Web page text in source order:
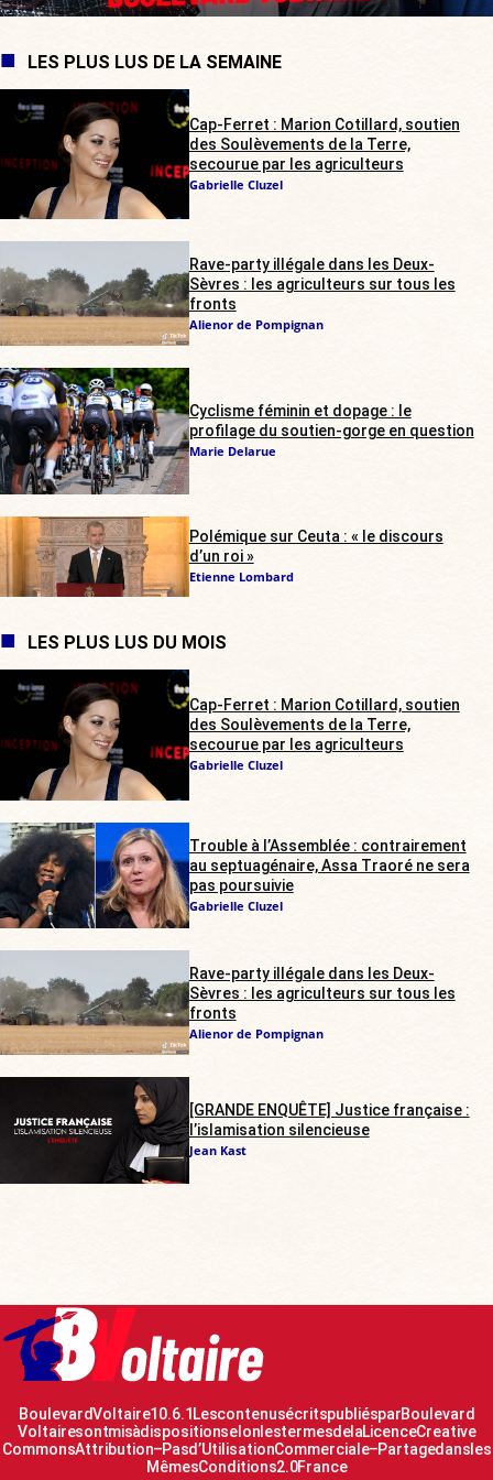
LES PLUS LUS DE LA SEMAINE
Cap-Ferret : Marion Cotillard, soutien
des Soulèvements de la Terre,
secourue par les agriculteurs
Gabrielle Cluzel
Rave-party illégale dans les Deux-
Sèvres : les agriculteurs sur tous les
fronts
Alienor de Pompignan
Cyclisme féminin et dopage : le
profilage du soutien-gorge en question
Marie Delarue
Polémique sur Ceuta : « le discours
d’un roi »
Etienne Lombard
LES PLUS LUS DU MOIS
Cap-Ferret : Marion Cotillard, soutien
des Soulèvements de la Terre,
secourue par les agriculteurs
Gabrielle Cluzel
Trouble à l’Assemblée : contrairement
au septuagénaire, Assa Traoré ne sera
pas poursuivie
Gabrielle Cluzel
Rave-party illégale dans les Deux-
Sèvres : les agriculteurs sur tous les
fronts
Alienor de Pompignan
[GRANDE ENQUÊTE] Justice française :
l’islamisation silencieuse
Jean Kast
Boulevard Voltaire 10.6.1 Les contenus écrits publiés par Boulevard
Voltaire sont mis à disposition selon les termes de la Licence Creative
Commons Attribution – Pas d’Utilisation Commerciale – Partage dans les
Mêmes Conditions 2.0 France